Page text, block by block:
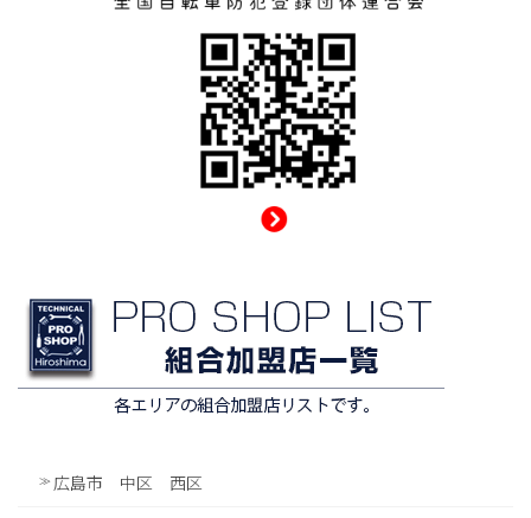
広島市 中区 西区